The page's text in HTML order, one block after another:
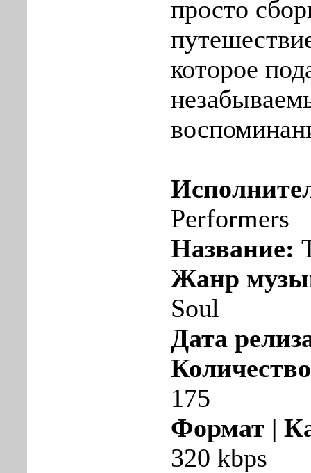
просто
которое
Performers
Название:
Жанр
Soul
Дата
175
Формат |
320 kbps